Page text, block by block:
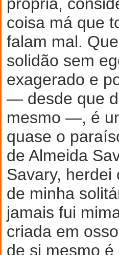
coisa má que
falam mal.
solidão sem
exagerado e
— desde que
mesmo —, é
quase o
de Almeida
Savary, herdei
de minha
jamais fui
criada em
de si mesmo